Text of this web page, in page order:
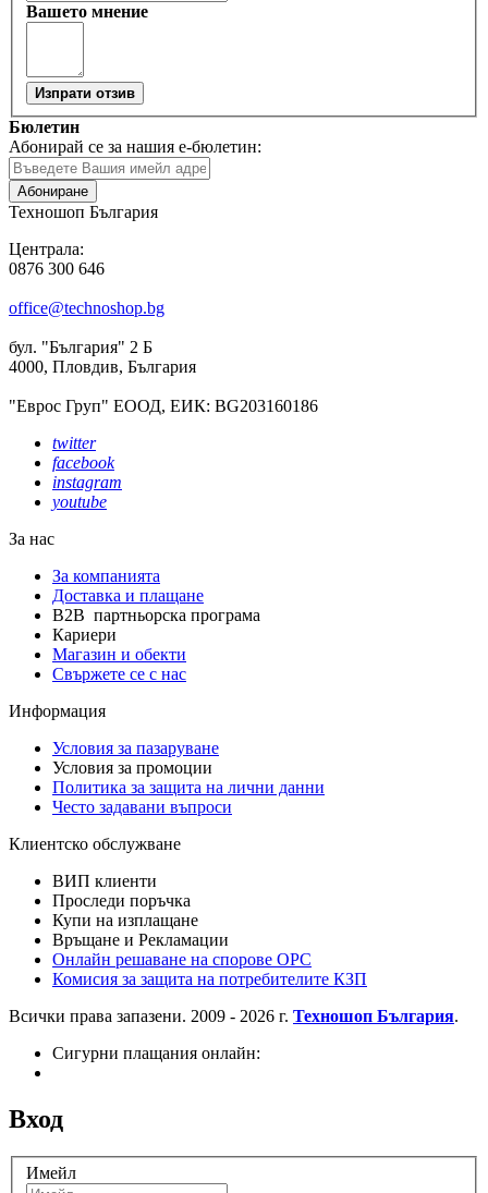
Вашето мнение
Изпрати отзив
Бюлетин
Абонирай се за нашия е-бюлетин:
Абониране
Техношоп България
Централа:
0876 300 646
office@technoshop.bg
бул. "България" 2 Б
4000, Пловдив, България
"Еврос Груп" ЕООД, ЕИК: BG203160186
twitter
facebook
instagram
youtube
За нас
За компанията
Доставка и плащане
B2B партньорска програма
Кариери
Магазин и обекти
Свържете се с нас
Информация
Условия за пазаруване
Условия за промоции
Политика за защита на лични данни
Често задавани въпроси
Клиентско обслужване
ВИП клиенти
Проследи поръчка
Купи на изплащане
Връщане и Рекламации
Онлайн решаване на спорове OPC
Комисия за защита на потребителите КЗП
Всички права запазени. 2009 - 2026 г. Техношоп България.
Сигурни плащания онлайн:
Вход
Имейл